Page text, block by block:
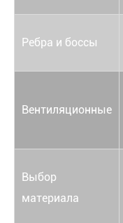
Ребра и боссы
Вентиляционные
Выбор
материала